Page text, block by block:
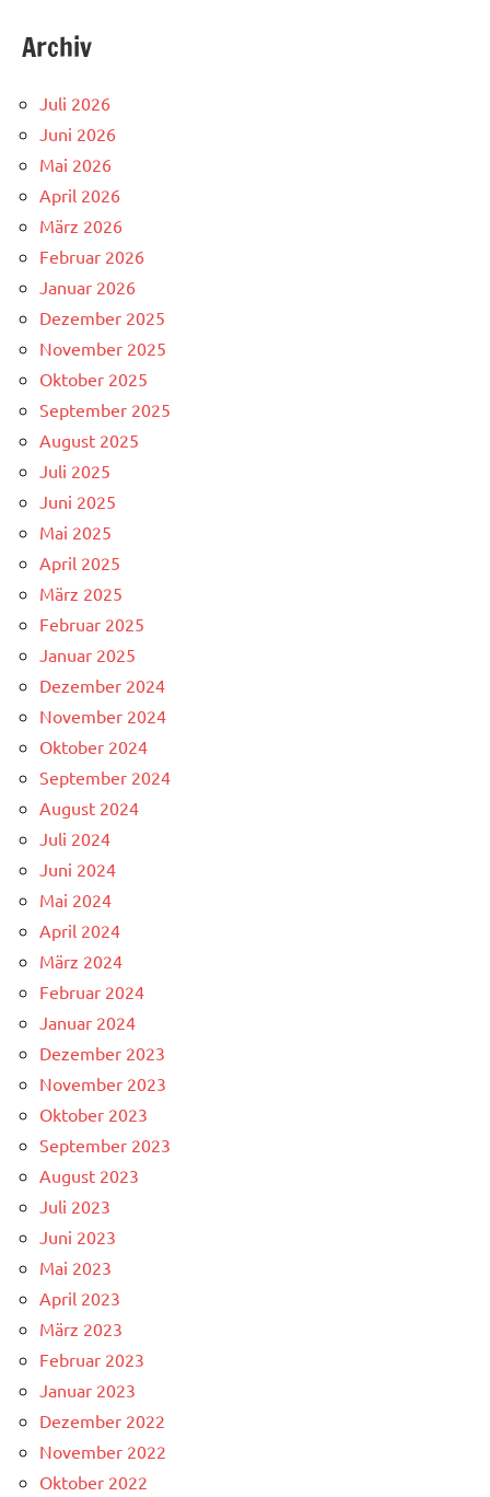
Archiv
Juli 2026
Juni 2026
Mai 2026
April 2026
März 2026
Februar 2026
Januar 2026
Dezember 2025
November 2025
Oktober 2025
September 2025
August 2025
Juli 2025
Juni 2025
Mai 2025
April 2025
März 2025
Februar 2025
Januar 2025
Dezember 2024
November 2024
Oktober 2024
September 2024
August 2024
Juli 2024
Juni 2024
Mai 2024
April 2024
März 2024
Februar 2024
Januar 2024
Dezember 2023
November 2023
Oktober 2023
September 2023
August 2023
Juli 2023
Juni 2023
Mai 2023
April 2023
März 2023
Februar 2023
Januar 2023
Dezember 2022
November 2022
Oktober 2022